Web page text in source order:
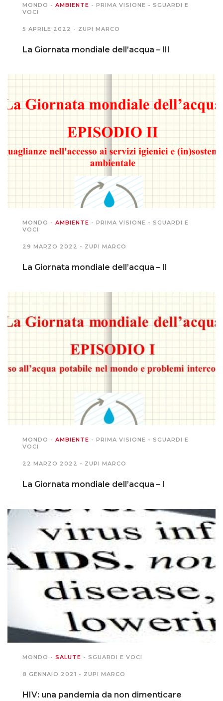
MONDO - AMBIENTE - PRIMA VISIONE - SGUARDI E
VOCI
5 APRILE 2022 - ZUPI MARCO
La Giornata mondiale dell’acqua – III
MONDO - AMBIENTE - PRIMA VISIONE - SGUARDI E
VOCI
29 MARZO 2022 - ZUPI MARCO
La Giornata mondiale dell’acqua – II
MONDO - AMBIENTE - PRIMA VISIONE - SGUARDI E
VOCI
22 MARZO 2022 - ZUPI MARCO
La Giornata mondiale dell’acqua – I
MONDO - SALUTE - SGUARDI E VOCI
8 GENNAIO 2021 - ZUPI MARCO
HIV: una pandemia da non dimenticare